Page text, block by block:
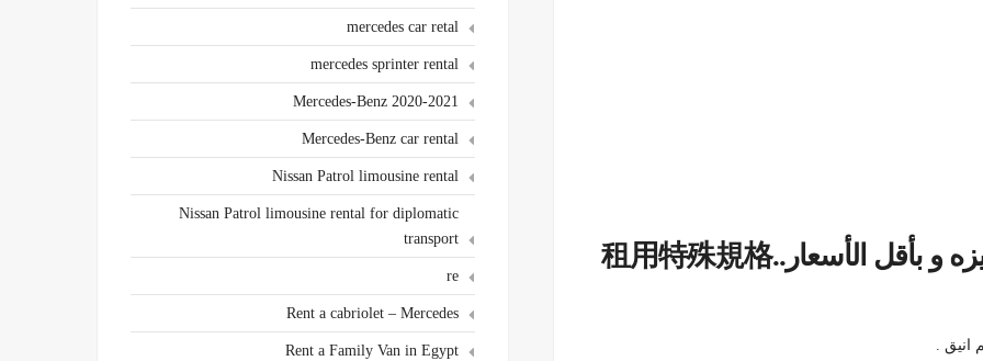
اجر هيونداى النترا بمواصفات مميزه و بأقل الأسعار..租用特殊規格
mercedes car retal
mercedes sprinter rental
Mercedes-Benz 2020-2021
Mercedes-Benz car rental
Nissan Patrol limousine rental
Nissan Patrol limousine rental for diplomatic
transport
re
Rent a cabriolet – Mercedes
Rent a Family Van in Egypt